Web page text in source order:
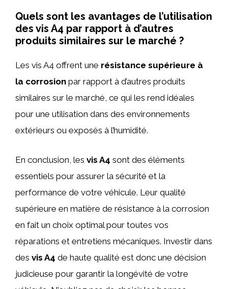
Quels sont les avantages de l’utilisation
des vis A4 par rapport à d’autres
produits similaires sur le marché ?
Les vis A4 offrent une résistance supérieure à
la corrosion par rapport à d’autres produits
similaires sur le marché, ce qui les rend idéales
pour une utilisation dans des environnements
extérieurs ou exposés à l’humidité.
En conclusion, les vis A4 sont des éléments
essentiels pour assurer la sécurité et la
performance de votre véhicule. Leur qualité
supérieure en matière de résistance à la corrosion
en fait un choix optimal pour toutes vos
réparations et entretiens mécaniques. Investir dans
des vis A4 de haute qualité est donc une décision
judicieuse pour garantir la longévité de votre